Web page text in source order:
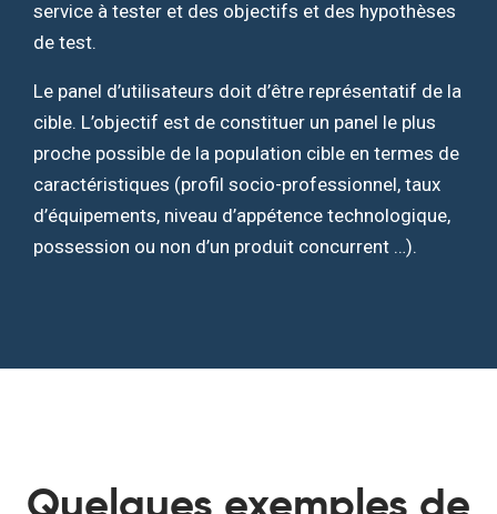
service à tester et des objectifs et des hypothèses
de test.
Le panel d’utilisateurs doit d’être représentatif de la
cible. L’objectif est de constituer un panel le plus
proche possible de la population cible en termes de
caractéristiques (profil socio-professionnel, taux
d’équipements, niveau d’appétence technologique,
possession ou non d’un produit concurrent …).